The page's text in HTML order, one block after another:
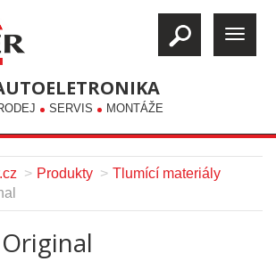
SERVIS MONTÁŽE
Produkty
Tlumící materiály